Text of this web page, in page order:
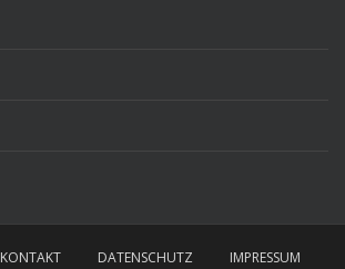
KONTAKT DATENSCHUTZ IMPRESSUM